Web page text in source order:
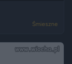
Śmieszne